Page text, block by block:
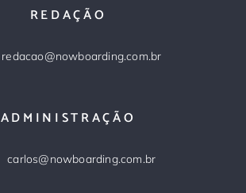
REDAÇÃO
redacao@nowboarding.com.br
ADMINISTRAÇÃO
carlos@nowboarding.com.br